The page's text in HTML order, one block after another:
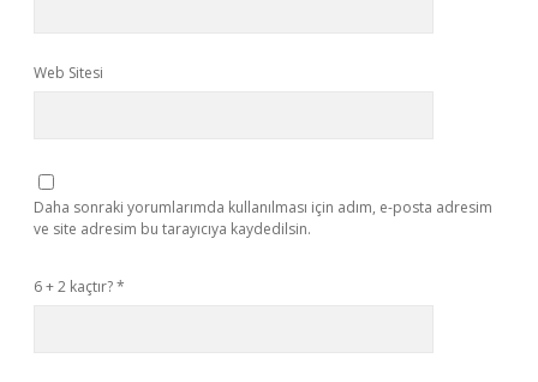
Web Sitesi
Daha sonraki yorumlarımda kullanılması için adım, e-posta adresim
ve site adresim bu tarayıcıya kaydedilsin.
6 + 2 kaçtır?*